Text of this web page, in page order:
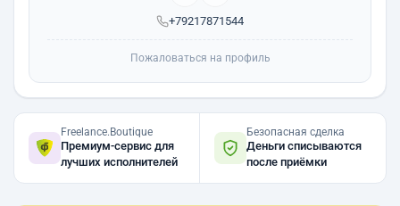
+79217871544
Пожаловаться на профиль
Freelance.Boutique
Премиум-сервис для
лучших исполнителей
Безопасная сделка
Деньги списываются
после приёмки